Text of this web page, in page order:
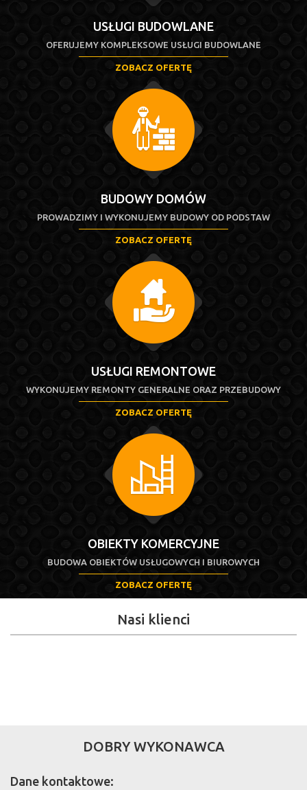
USŁUGI BUDOWLANE
OFERUJEMY KOMPLEKSOWE USŁUGI BUDOWLANE
ZOBACZ OFERTĘ
BUDOWY DOMÓW
PROWADZIMY I WYKONUJEMY BUDOWY OD PODSTAW
ZOBACZ OFERTĘ
USŁUGI REMONTOWE
WYKONUJEMY REMONTY GENERALNE ORAZ PRZEBUDOWY
ZOBACZ OFERTĘ
OBIEKTY KOMERCYJNE
BUDOWA OBIEKTÓW USŁUGOWYCH I BIUROWYCH
ZOBACZ OFERTĘ
Nasi klienci
DOBRY WYKONAWCA
Dane kontaktowe: